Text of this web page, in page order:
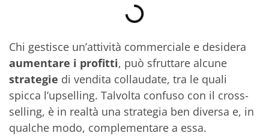
Chi gestisce un’attività commerciale e desidera
aumentare i profitti, può sfruttare alcune
strategie di vendita collaudate, tra le quali
spicca l’upselling. Talvolta confuso con il cross-
selling, è in realtà una strategia ben diversa e, in
qualche modo, complementare a essa.